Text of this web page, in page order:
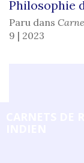
Philosophie
Paru dans
9 | 2023